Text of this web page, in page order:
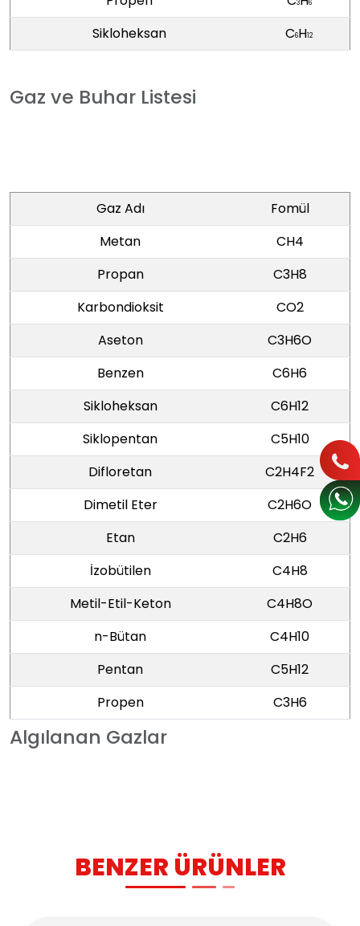
Gaz ve Buhar Listesi
3 6
Sikloheksan C6H12
Algılanan Gazlar
Gaz Adı
Fomül
Metan
CH4
Propan
C3H8
Karbondioksit
CO2
Aseton
C3H6O
Benzen
C6H6
Sikloheksan
C6H12
Siklopentan
C5H10
Difloretan
C2H4F2
Dimetil Eter
C2H6O
Etan
C2H6
İzobütilen
C4H8
Metil-Etil-Keton
C4H8O
n-Bütan
C4H10
Pentan
C5H12
Propen
C3H6
BENZER ÜRÜNLER